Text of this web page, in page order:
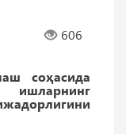
606
соҳасида